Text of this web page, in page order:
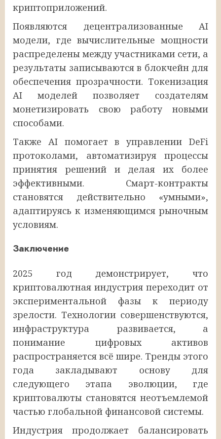
криптоприложений.
Появляются децентрализованные AI
модели, где вычислительные мощности
распределены между участниками сети, а
результаты записываются в блокчейн для
обеспечения прозрачности. Токенизация
AI моделей позволяет создателям
монетизировать свою работу новыми
способами.
Также AI помогает в управлении DeFi
протоколами, автоматизируя процессы
принятия решений и делая их более
эффективными. Смарт-контракты
становятся действительно «умными»,
адаптируясь к изменяющимся рыночным
условиям.
Заключение
2025 год демонстрирует, что
криптовалютная индустрия переходит от
экспериментальной фазы к периоду
зрелости. Технологии совершенствуются,
инфраструктура развивается, а
понимание цифровых активов
распространяется всё шире. Тренды этого
года закладывают основу для
следующего этапа эволюции, где
криптовалюты становятся неотъемлемой
частью глобальной финансовой системы.
Индустрия продолжает балансировать